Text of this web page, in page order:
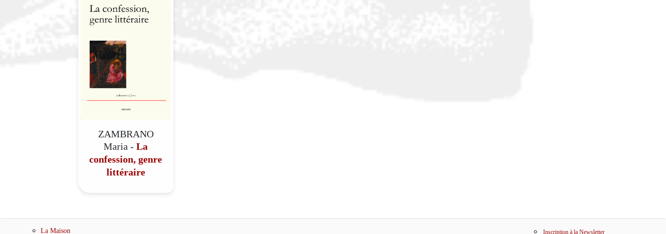
ZAMBRANO
Maria - La
confession, genre
littéraire
La Maison
Inscription à la Newsletter